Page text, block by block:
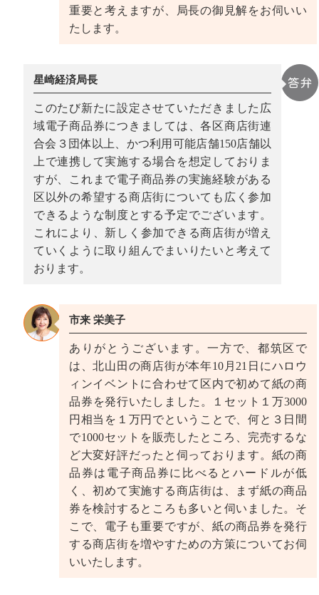
重要と考えますが、局長の御見解をお伺いい
たします。
星崎経済局長
このたび新たに設定させていただきました広
域電子商品券につきましては、各区商店街連
合会３団体以上、かつ利用可能店舗150店舗以
上で連携して実施する場合を想定しておりま
すが、これまで電子商品券の実施経験がある
区以外の希望する商店街についても広く参加
できるような制度とする予定でございます。
これにより、新しく参加できる商店街が増え
ていくように取り組んでまいりたいと考えて
おります。
市来 栄美子
ありがとうございます。一方で、都筑区で
は、北山田の商店街が本年10月21日にハロウ
ィンイベントに合わせて区内で初めて紙の商
品券を発行いたしました。１セット１万3000
円相当を１万円でということで、何と３日間
で1000セットを販売したところ、完売するな
ど大変好評だったと伺っております。紙の商
品券は電子商品券に比べるとハードルが低
く、初めて実施する商店街は、まず紙の商品
券を検討するところも多いと伺いました。そ
こで、電子も重要ですが、紙の商品券を発行
する商店街を増やすための方策についてお伺
いいたします。